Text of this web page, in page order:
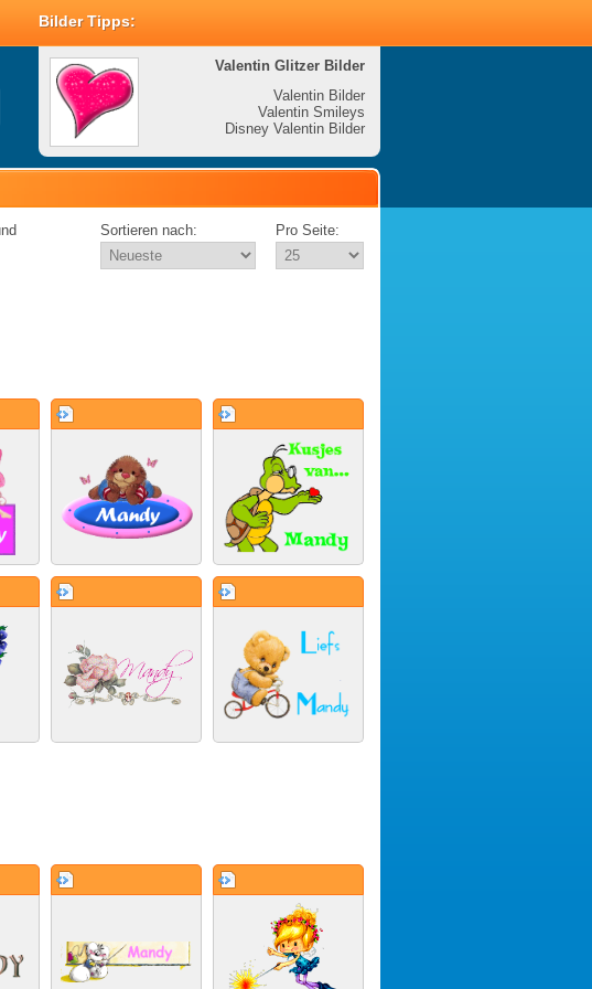
Bilder Tipps:
Valentin Glitzer Bilder
Valentin Bilder
Valentin Smileys
Disney Valentin Bilder
Sortieren nach: Pro Seite: